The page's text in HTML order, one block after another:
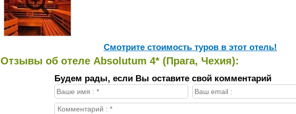
Cмотрите стоимость туров в этот отель!
Отзывы об отеле Absolutum 4* (Прага, Чехия):
Будем рады, если Вы оставите свой комментарий